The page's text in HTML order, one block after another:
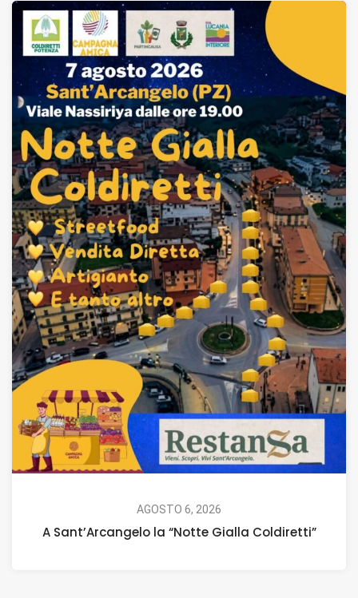
AGOSTO 6, 2026
A Sant’Arcangelo la “Notte Gialla Coldiretti”